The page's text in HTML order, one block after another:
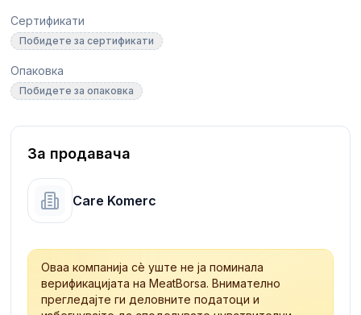
Сертификати
Побидете за сертификати
Опаковка
Побидете за опаковка
За продавача
Care Komerc
Оваа компанија сè уште не ја поминала
верификацијата на MeatBorsa. Внимателно
прегледајте ги деловните податоци и